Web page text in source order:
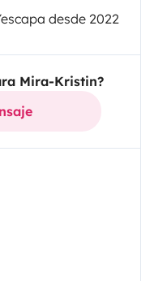
desde 2022
Mira-Kristin?